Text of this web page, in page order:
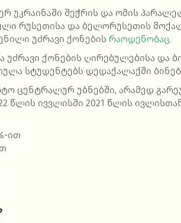
უკრაინაში შეჭრის და ომის
რუსეთისა და ბელორუსეთის
უძრავი ქონების რაოდენობაც.
უძრავი ქონების ღირებულებისა და
სტუდენტებს დედაქალაქში
ცენტრალურ უბნებში, არამედ
წლის ივვლისში 2021 წლის
ით